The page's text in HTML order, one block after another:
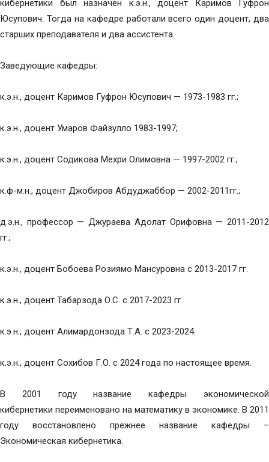
кибернетики был назначен к.э.н., доцент Каримов Гуфрон
Юсупович. Тогда на кафедре работали всего один доцент, два
старших преподавателя и два ассистента.
Заведующие кафедры:
к.э.н., доцент Каримов Гуфрон Юсупович — 1973-1983 гг.;
к.э.н., доцент Умаров Файзулло 1983-1997;
к.э.н., доцент Содикова Мехри Олимовна — 1997-2002 гг.;
к.ф-м.н., доцент Джобиров Абдуджаббор — 2002-2011гг.;
д.э.н., профессор — Джураева Адолат Орифовна — 2011-2012
гг.;
к.э.н., доцент Бобоева Розиямо Мансуровна с 2013-2017 гг.
к.э.н., доцент Табарзода О.С. с 2017-2023 гг.
к.э.н., доцент Алимардонзода Т.А. с 2023-2024.
к.э.н., доцент Сохибов Г.О. с 2024 года по настоящее время.
В 2001 году название кафедры экономической
кибернетики переименовано на математику в экономике. В 2011
году восстановлено прежнее название кафедры –
Экономическая кибернетика.